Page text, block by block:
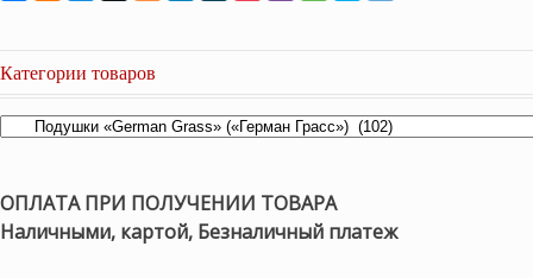
Категории товаров
ОПЛАТА ПРИ ПОЛУЧЕНИИ ТОВАРА
Наличными, картой, Безналичный платеж